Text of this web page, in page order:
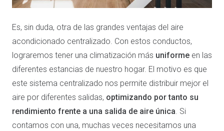
Es, sin duda, otra de las grandes ventajas del aire
acondicionado centralizado. Con estos conductos,
lograremos tener una climatización más uniforme en las
diferentes estancias de nuestro hogar. El motivo es que
este sistema centralizado nos permite distribuir mejor el
aire por diferentes salidas, optimizando por tanto su
rendimiento frente a una salida de aire única. Si
contamos con una, muchas veces necesitamos una